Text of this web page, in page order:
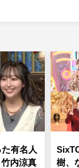
有名人
内涼真
樹、